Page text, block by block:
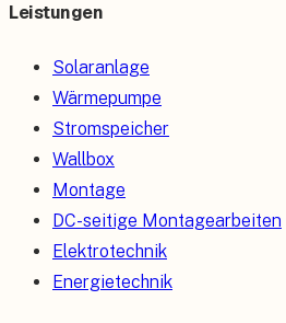
Leistungen
Solaranlage
Wärmepumpe
Stromspeicher
Wallbox
Montage
DC-seitige Montagearbeiten
Elektrotechnik
Energietechnik